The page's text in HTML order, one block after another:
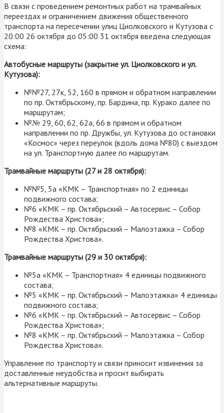
В связи с проведением ремонтных работ на трамвайных
переездах и ограничением движения общественного
транспорта на пересечении улиц Циолковского и Кутузова с
20:00 26 октября до 05:00 31 октября введена следующая
схема:
Автобусные маршруты (закрытие ул. Циолковского и ул.
Кутузова):
№№27, 27к, 52, 160 в прямом и обратном направлении
по пр. Октябрьскому, пр. Бардина, пр. Курако далее по
маршрутам;
№№ 29, 60, 62, 62а, 66 в прямом и обратном
направлении по пр. Дружбы, ул. Кутузова до остановки
«Космос» через переулок (вдоль дома №80) с выездом
на ул. Транспортную далее по маршрутам.
Трамвайные маршруты (27 и 28 октября):
№№5, 5а «КМК – Транспортная» по 2 единицы
подвижного состава;
№6 «КМК – пр. Октябрьский – Автосервис – Собор
Рождества Христова»;
№8 «КМК – пр. Октябрьский – Малоэтажка – Собор
Рождества Христова».
Трамвайные маршруты (29 и 30 октября):
№5а «КМК – Транспортная» 4 единицы подвижного
состава;
№5 «КМК – пр. Октябрьский – Малоэтажка» 4 единицы
подвижного состава;
№6 «КМК – пр. Октябрьский – Автосервис – Собор
Рождества Христова»;
№8 «КМК – пр. Октябрьский – Малоэтажка – Собор
Рождества Христова».
Управление по транспорту и связи приносит извинения за
доставленные неудобства и просит выбирать
альтернативные маршруты.